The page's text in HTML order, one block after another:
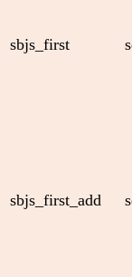
sbjs_first
sbjs_first_add